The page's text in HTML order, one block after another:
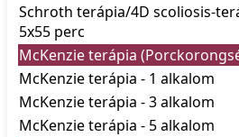
Schroth terápia/4D scoliosis-
5x55 perc
McKenzie terápia
McKenzie terápia - 1 alkalom
McKenzie terápia - 3 alkalom
McKenzie terápia - 5 alkalom